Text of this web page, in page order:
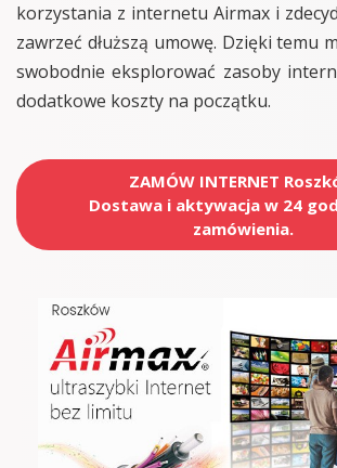
korzystania z internetu Airmax i
zawrzeć dłuższą umowę. Dzięki temu
swobodnie eksplorować zasoby
dodatkowe koszty na początku.
ZAMÓW INTERNET
Dostawa i aktywacja w 24
zamówienia.